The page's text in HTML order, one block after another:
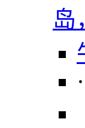
岛